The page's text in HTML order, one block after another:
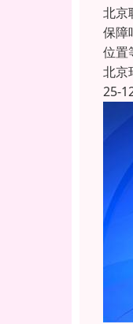
北京
保障
位置
北京
25-